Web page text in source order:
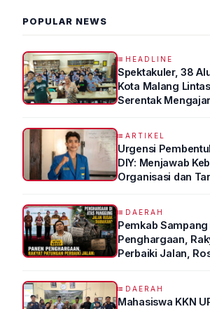
POPULAR NEWS
HEADLINE
Spektakuler, 38
Kota Malang
Serentak
ARTIKEL
Urgensi
DIY: Menjawab
Organisasi dan
DAERAH
Pemkab Sampang
Penghargaan,
Perbaiki Jalan,
DAERAH
Mahasiswa KKN